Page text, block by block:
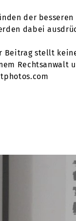
der
dabei
Beitrag stellt
Rechtsanwalt